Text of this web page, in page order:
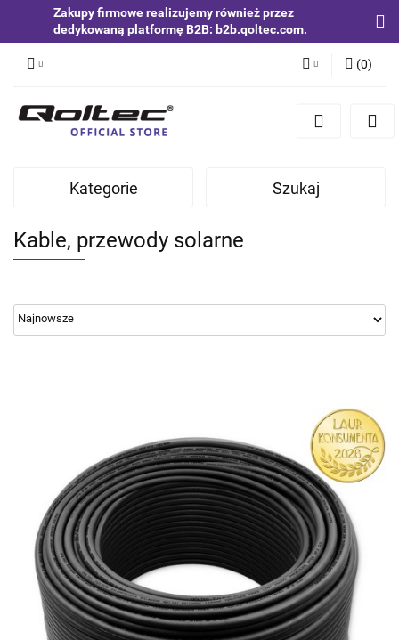
Zakupy firmowe realizujemy również przez
dedykowaną platformę B2B: b2b.qoltec.com.
Zaloguj się
Zgody cookies
(0)
Kategorie Szukaj
Kable, przewody solarne